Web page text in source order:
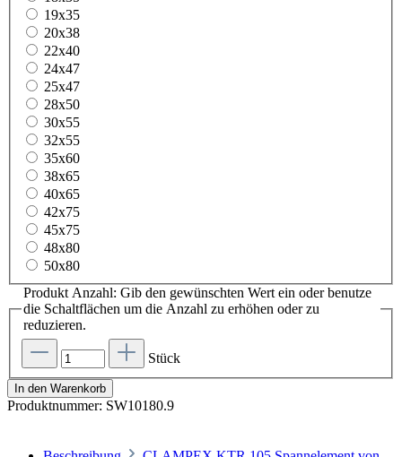
19x35
20x38
22x40
24x47
25x47
28x50
30x55
32x55
35x60
38x65
40x65
42x75
45x75
48x80
50x80
Produkt Anzahl: Gib den gewünschten Wert ein oder benutze
die Schaltflächen um die Anzahl zu erhöhen oder zu
reduzieren.
Stück
In den Warenkorb
Produktnummer: SW10180.9